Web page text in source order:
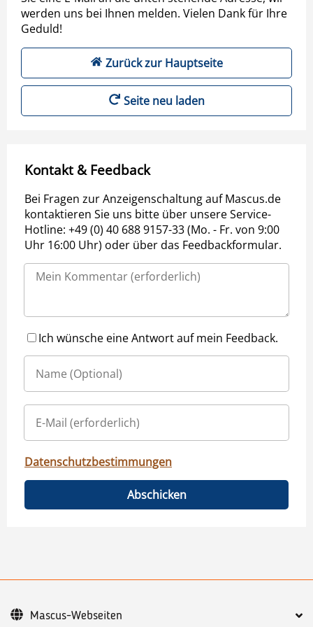
werden uns bei Ihnen melden. Vielen Dank für Ihre
Geduld!
Zurück zur Hauptseite
Seite neu laden
Kontakt & Feedback
Bei Fragen zur Anzeigenschaltung auf Mascus.de
kontaktieren Sie uns bitte über unsere Service-
Hotline: +49 (0) 40 688 9157-33 (Mo. - Fr. von 9:00
Uhr 16:00 Uhr) oder über das Feedbackformular.
Ich wünsche eine Antwort auf mein Feedback.
Datenschutzbestimmungen
Abschicken
Mascus-Webseiten